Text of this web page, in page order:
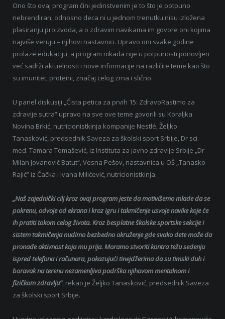
Ono što ovaj program čini jedinstvenim je to što je potpuno
nebrendiran, odnosno deca ni u jednom trenutku nisu izložena
plasiranju proizvoda, a o zdravim navikama im govore oni kojima
najviše veruju – njihovi nastavnici. Upravo oni svake godine
prolaze edukaciju, a program nikada nije u potpunosti ponovljen
već sadrži aktuelnosti i nove informacije na različite teme kao što
su imunitet, proteini, značaj celog zrna i slično.
U panel diskusiji „Čista petica za prvih 15: ZdravoRastimo za
zdravije sutra“ upravo na sve ove teme govorili su Koraljka
Novina Brkić, nutricionistkinja kompanije Nestlé, Željko
Tanasković, predsednik Saveza za školski sport Srbije, Dr sci.
med. Tamara Tomašević, iz Instituta za javno zdravlje Srbije „Dr
Milan Jovanović Batut“, Vesna Pešov, nastavnica u OŠ „Tanasko
Rajić” iz Čačka i Ivana Milićević, nutricionistkinja.
„Naš zajednički cilj kroz ovaj program jeste da motivišemo mlade da se
pokrenu, odvoje od ekrana i kroz igru i takmičenje usvoje navike koje će
ih pratiti tokom celog života. Kroz besplatne školske sportske sekcije i
sistem takmičenja nudimo bezbedno okruženje gde svako dete može da
pronađe aktivnost koja mu prija. Moramo stvoriti kontra težu sedenju
ispred telefona i računara, pokazujući tinejdžerima da su timski duh i
boravak na terenu nezamenljiva podrška njihovom mentalnom i
fizičkom zdravlju”, rekao je Željko Tanasković, predsednik Saveza
za školski sport Srbije.